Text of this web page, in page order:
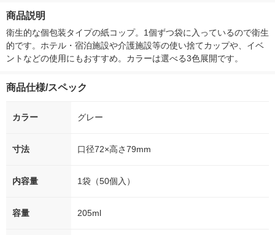
シ） オリジナル
オリジナル
商品説明
衛生的な個包装タイプの紙コップ。1個ずつ袋に入っているので衛生
的です。ホテル・宿泊施設や介護施設等の使い捨てカップや、イベ
ントなどの使用にもおすすめ。カラーは選べる3色展開です。
商品仕様/スペック
カラー グレー
寸法 口径72×高さ79mm
内容量 1袋（50個入）
容量 205ml